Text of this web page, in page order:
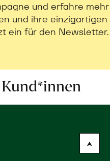
und erfahre mehr
und ihre einzigartigen
ein für den Newsletter.